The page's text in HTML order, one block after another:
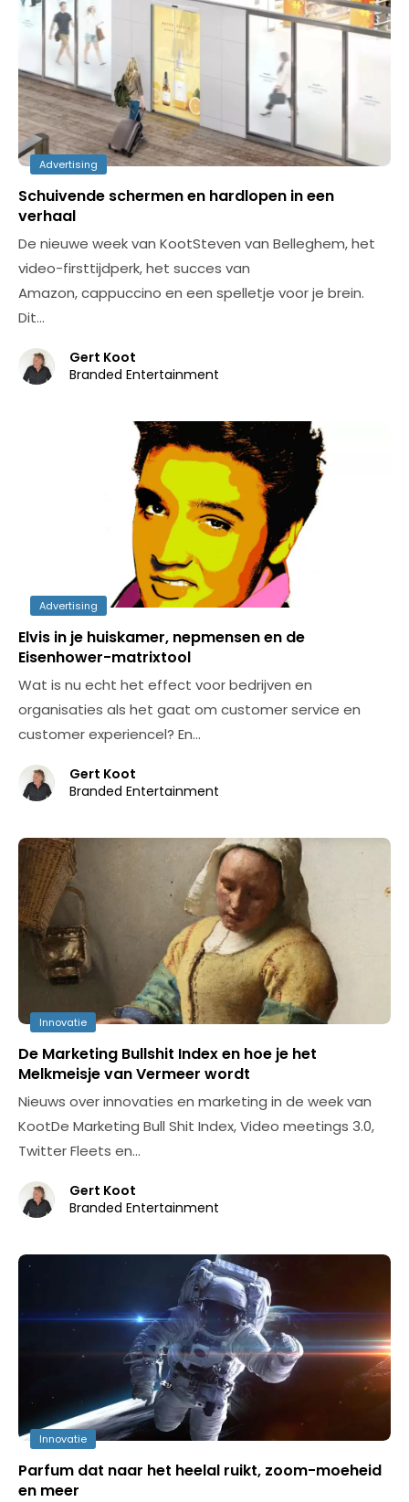
Advertising
Schuivende schermen en hardlopen in een
verhaal
De nieuwe week van KootSteven van Belleghem, het
video-firsttijdperk, het succes van
Amazon, cappuccino en een spelletje voor je brein.
Dit…
Gert Koot
Branded Entertainment
Advertising
Elvis in je huiskamer, nepmensen en de
Eisenhower-matrixtool
Wat is nu echt het effect voor bedrijven en
organisaties als het gaat om customer service en
customer experiencel? En…
Gert Koot
Branded Entertainment
Innovatie
De Marketing Bullshit Index en hoe je het
Melkmeisje van Vermeer wordt
Nieuws over innovaties en marketing in de week van
KootDe Marketing Bull Shit Index, Video meetings 3.0,
Twitter Fleets en…
Gert Koot
Branded Entertainment
Innovatie
Parfum dat naar het heelal ruikt, zoom-moeheid
en meer